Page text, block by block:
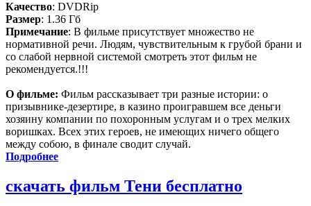
Качество: DVDRip
Размер: 1.36 Гб
Примечание: В фильме присутствует множество не
нормативной речи. Людям, чувствительным к грубой брани и
со слабой нервной системой смотреть этот фильм не
рекомендуется.!!!
О фильме: Фильм рассказывает три разные истории: о
призывнике-дезертире, в казино проигравшем все деньги
хозяину компании по похоронным услугам и о трех мелких
воришках. Всех этих героев, не имеющих ничего общего
между собою, в финале сводит случай.
Подробнее
скачать фильм Тени бесплатно